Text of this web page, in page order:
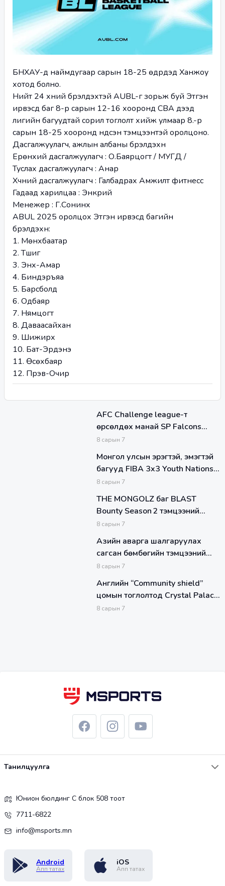
БНХАУ-д наймдугаар сарын 18-25 өдрүүдэд Ханжоу
хотод болно.
Нийт 24 хүний бүрэлдэхүүтэй AUBL-г зорьж буй Этүгэн
ирвэсүүд баг 8-р сарын 12-16 хооронд CBA дээд
лигийн багуудтай сорил тоглолт хийж улмаар 8.-р
сарын 18-25 хооронд үндсэн тэмцээнтэй оролцоно.
Дасгалжуулагч, ажлын албаны бүрэлдэхүүн
Ерөнхий дасгалжуулагч : О.Баярцогт / МУГД /
Туслах дасгалжуулагч : Анар
Хүчний дасгалжуулагч : Галбадрах Амжилт фитнесс
Гадаад харилцаа : Энкүрий
Менежер : Г.Сонинхүү
ABUL 2025 оролцох Этүгэн ирвэсүүд багийн
бүрэлдэхүүн:
1. Мөнхбаатар
2. Түшиг
3. Энх-Амар
4. Биндэръяа
5. Барсболд
6. Одбаяр
7. Нямцогт
8. Даваасайхан
9. Шижирхүү
10. Бат-Эрдэнэ
11. Өсөхбаяр
12. Пүрэв-Очир
AFC Challenge league-т
өрсөлдөх манай SP Falcons
болон Тайваны Taichung Futuro
клубүүдийн хэвлэлийн бага хурал
боллоо
8 сарын 7
Монгол улсын эрэгтэй, эмэгтэй
багууд FIBA 3x3 Youth Nations
League 2025 тэмцээний хэсгийн
эхний хожлоо авлаа
8 сарын 7
THE MONGOLZ баг BLAST
Bounty Season 2 тэмцээний
шилдэг найман багт шалгараад
байна.
8 сарын 7
Азийн аварга шалгаруулах
сагсан бөмбөгийн тэмцээний
хэсгийн тоглолтууд өндөрлөлөө
8 сарын 7
Английн “Community shield”
цомын тоглолтод Crystal Palace
Клуб Liverpool-ийг хожиж
8 сарын 7
Танилцуулга
Юнион бюлдинг С блок 508 тоот
7711-6822
info@msports.mn
Android
Апп татах
iOS
Апп татах